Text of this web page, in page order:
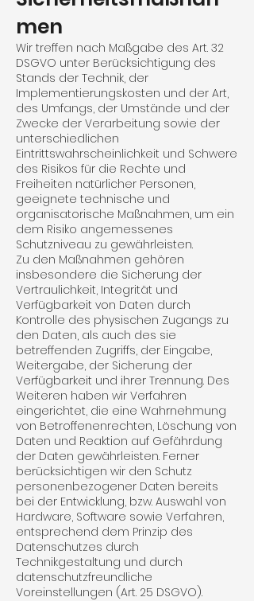
men
Wir treffen nach Maßgabe des Art. 32
DSGVO unter Berücksichtigung des
Stands der Technik, der
Implementierungskosten und der Art,
des Umfangs, der Umstände und der
Zwecke der Verar­beitung sowie der
unterschiedlichen
Eintrittswahrscheinlichkeit und Schwere
des Risikos für die Rechte und
Freiheiten natürlicher Personen,
geeignete technische und
organisatorische Maß­nahmen, um ein
dem Risiko angemessenes
Schutzniveau zu gewährleisten.
Zu den Maßnahmen gehören
insbesondere die Sicherung der
Vertraulichkeit, Integrität und
Verfügbarkeit von Daten durch
Kontrolle des physischen Zugangs zu
den Daten, als auch des sie
betreffenden Zugriffs, der Eingabe,
Weitergabe, der Sicherung der
Verfügbarkeit und ihrer Tren­nung. Des
Weiteren haben wir Verfahren
eingerichtet, die eine Wahrnehmung
von Betrof­fenenrechten, Löschung von
Daten und Reaktion auf Gefährdung
der Daten gewährleisten. Ferner
berücksichtigen wir den Schutz
personen­bezogener Daten bereits
bei der Entwicklung, bzw. Auswahl von
Hardware, Software sowie Verfahren,
entsprechend dem Prinzip des
Datenschutzes durch
Technikgestaltung und durch
datenschutz­freundliche
Voreinstellungen (Art. 25 DSGVO).